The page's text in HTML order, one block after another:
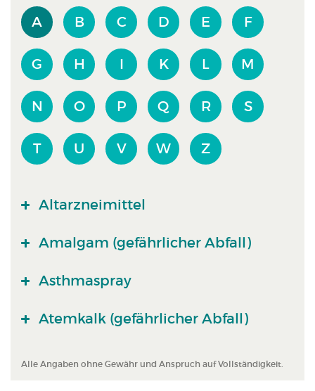
A B C D E F
G H I K L M
N O P Q R S
T U V W Z
Altarzneimittel
Amalgam (gefährlicher Abfall)
Asthmaspray
Atemkalk (gefährlicher Abfall)
Alle Angaben ohne Gewähr und Anspruch auf Vollständigkeit.